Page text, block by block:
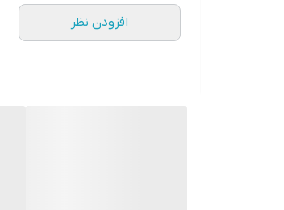
افزودن نظر